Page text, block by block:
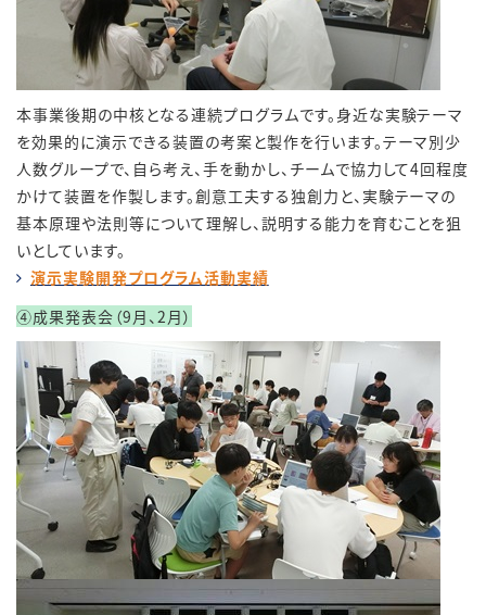
本事業後期の中核となる連続プログラムです。身近な実験テーマ
を効果的に演示できる装置の考案と製作を行います。テーマ別少
人数グループで、自ら考え、手を動かし、チームで協力して4回程度
かけて装置を作製します。創意工夫する独創力と、実験テーマの
基本原理や法則等について理解し、説明する能力を育むことを狙
いとしています。
演示実験開発プログラム活動実績
④成果発表会（9月、2月）